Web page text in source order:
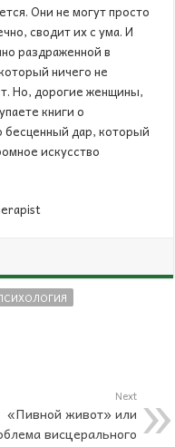
Они не могут просто
сводит их с ума. И
раздраженной в
ничего не
Но, дорогие женщины,
книги о
бесценный дар, который
искусство
Next
«Пивной живот» или
висцерального